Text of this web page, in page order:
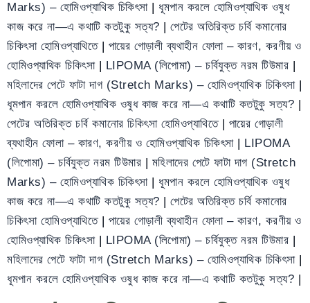
Marks) – হোমিওপ্যাথিক চিকিৎসা | ধূমপান করলে হোমিওপ্যাথিক ওষুধ
কাজ করে না—এ কথাটি কতটুকু সত্য? | পেটের অতিরিক্ত চর্বি কমানোর
চিকিৎসা হোমিওপ্যাথিতে | পায়ের গোড়ালী ব্যথাহীন ফোলা – কারণ, করণীয় ও
হোমিওপ্যাথিক চিকিৎসা | LIPOMA (লিপোমা) – চর্বিযুক্ত নরম টিউমার |
মহিলাদের পেটে ফাটা দাগ (Stretch Marks) – হোমিওপ্যাথিক চিকিৎসা |
ধূমপান করলে হোমিওপ্যাথিক ওষুধ কাজ করে না—এ কথাটি কতটুকু সত্য? |
পেটের অতিরিক্ত চর্বি কমানোর চিকিৎসা হোমিওপ্যাথিতে | পায়ের গোড়ালী
ব্যথাহীন ফোলা – কারণ, করণীয় ও হোমিওপ্যাথিক চিকিৎসা | LIPOMA
(লিপোমা) – চর্বিযুক্ত নরম টিউমার | মহিলাদের পেটে ফাটা দাগ (Stretch
Marks) – হোমিওপ্যাথিক চিকিৎসা | ধূমপান করলে হোমিওপ্যাথিক ওষুধ
কাজ করে না—এ কথাটি কতটুকু সত্য? | পেটের অতিরিক্ত চর্বি কমানোর
চিকিৎসা হোমিওপ্যাথিতে | পায়ের গোড়ালী ব্যথাহীন ফোলা – কারণ, করণীয় ও
হোমিওপ্যাথিক চিকিৎসা | LIPOMA (লিপোমা) – চর্বিযুক্ত নরম টিউমার |
মহিলাদের পেটে ফাটা দাগ (Stretch Marks) – হোমিওপ্যাথিক চিকিৎসা |
ধূমপান করলে হোমিওপ্যাথিক ওষুধ কাজ করে না—এ কথাটি কতটুকু সত্য? |